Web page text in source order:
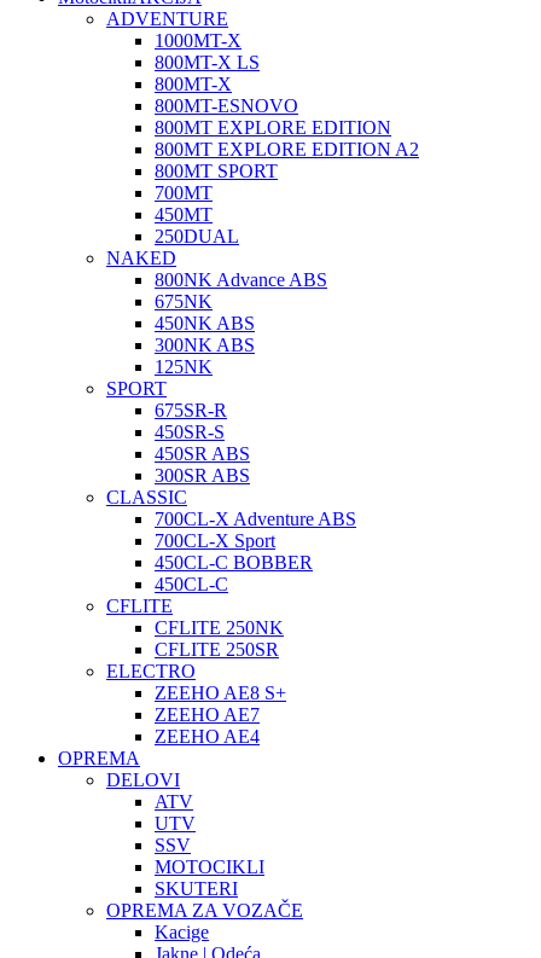
ADVENTURE
1000MT-X
800MT-X LS
800MT-X
800MT-ESNOVO
800MT EXPLORE EDITION
800MT EXPLORE EDITION A2
800MT SPORT
700MT
450MT
250DUAL
NAKED
800NK Advance ABS
675NK
450NK ABS
300NK ABS
125NK
SPORT
675SR-R
450SR-S
450SR ABS
300SR ABS
CLASSIC
700CL-X Adventure ABS
700CL-X Sport
450CL-C BOBBER
450CL-C
CFLITE
CFLITE 250NK
CFLITE 250SR
ELECTRO
ZEEHO AE8 S+
ZEEHO AE7
ZEEHO AE4
OPREMA
DELOVI
ATV
UTV
SSV
MOTOCIKLI
SKUTERI
OPREMA ZA VOZAČE
Kacige
Jakne | Odeća